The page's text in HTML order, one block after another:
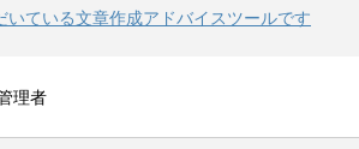
いている文章作成アドバイスツールです
理者